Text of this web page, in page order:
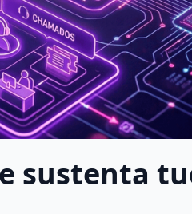
sustenta